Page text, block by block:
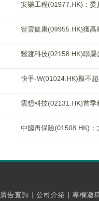
安樂工程(01977.HK)：
智雲健康(09955.HK)獲
醫渡科技(02158.HK)聯屬
快手-W(01024.HK)擬不
雲想科技(02131.HK)首
中國再保險(01508.HK)
廣告查詢 | 公司介紹 | 專欄邀